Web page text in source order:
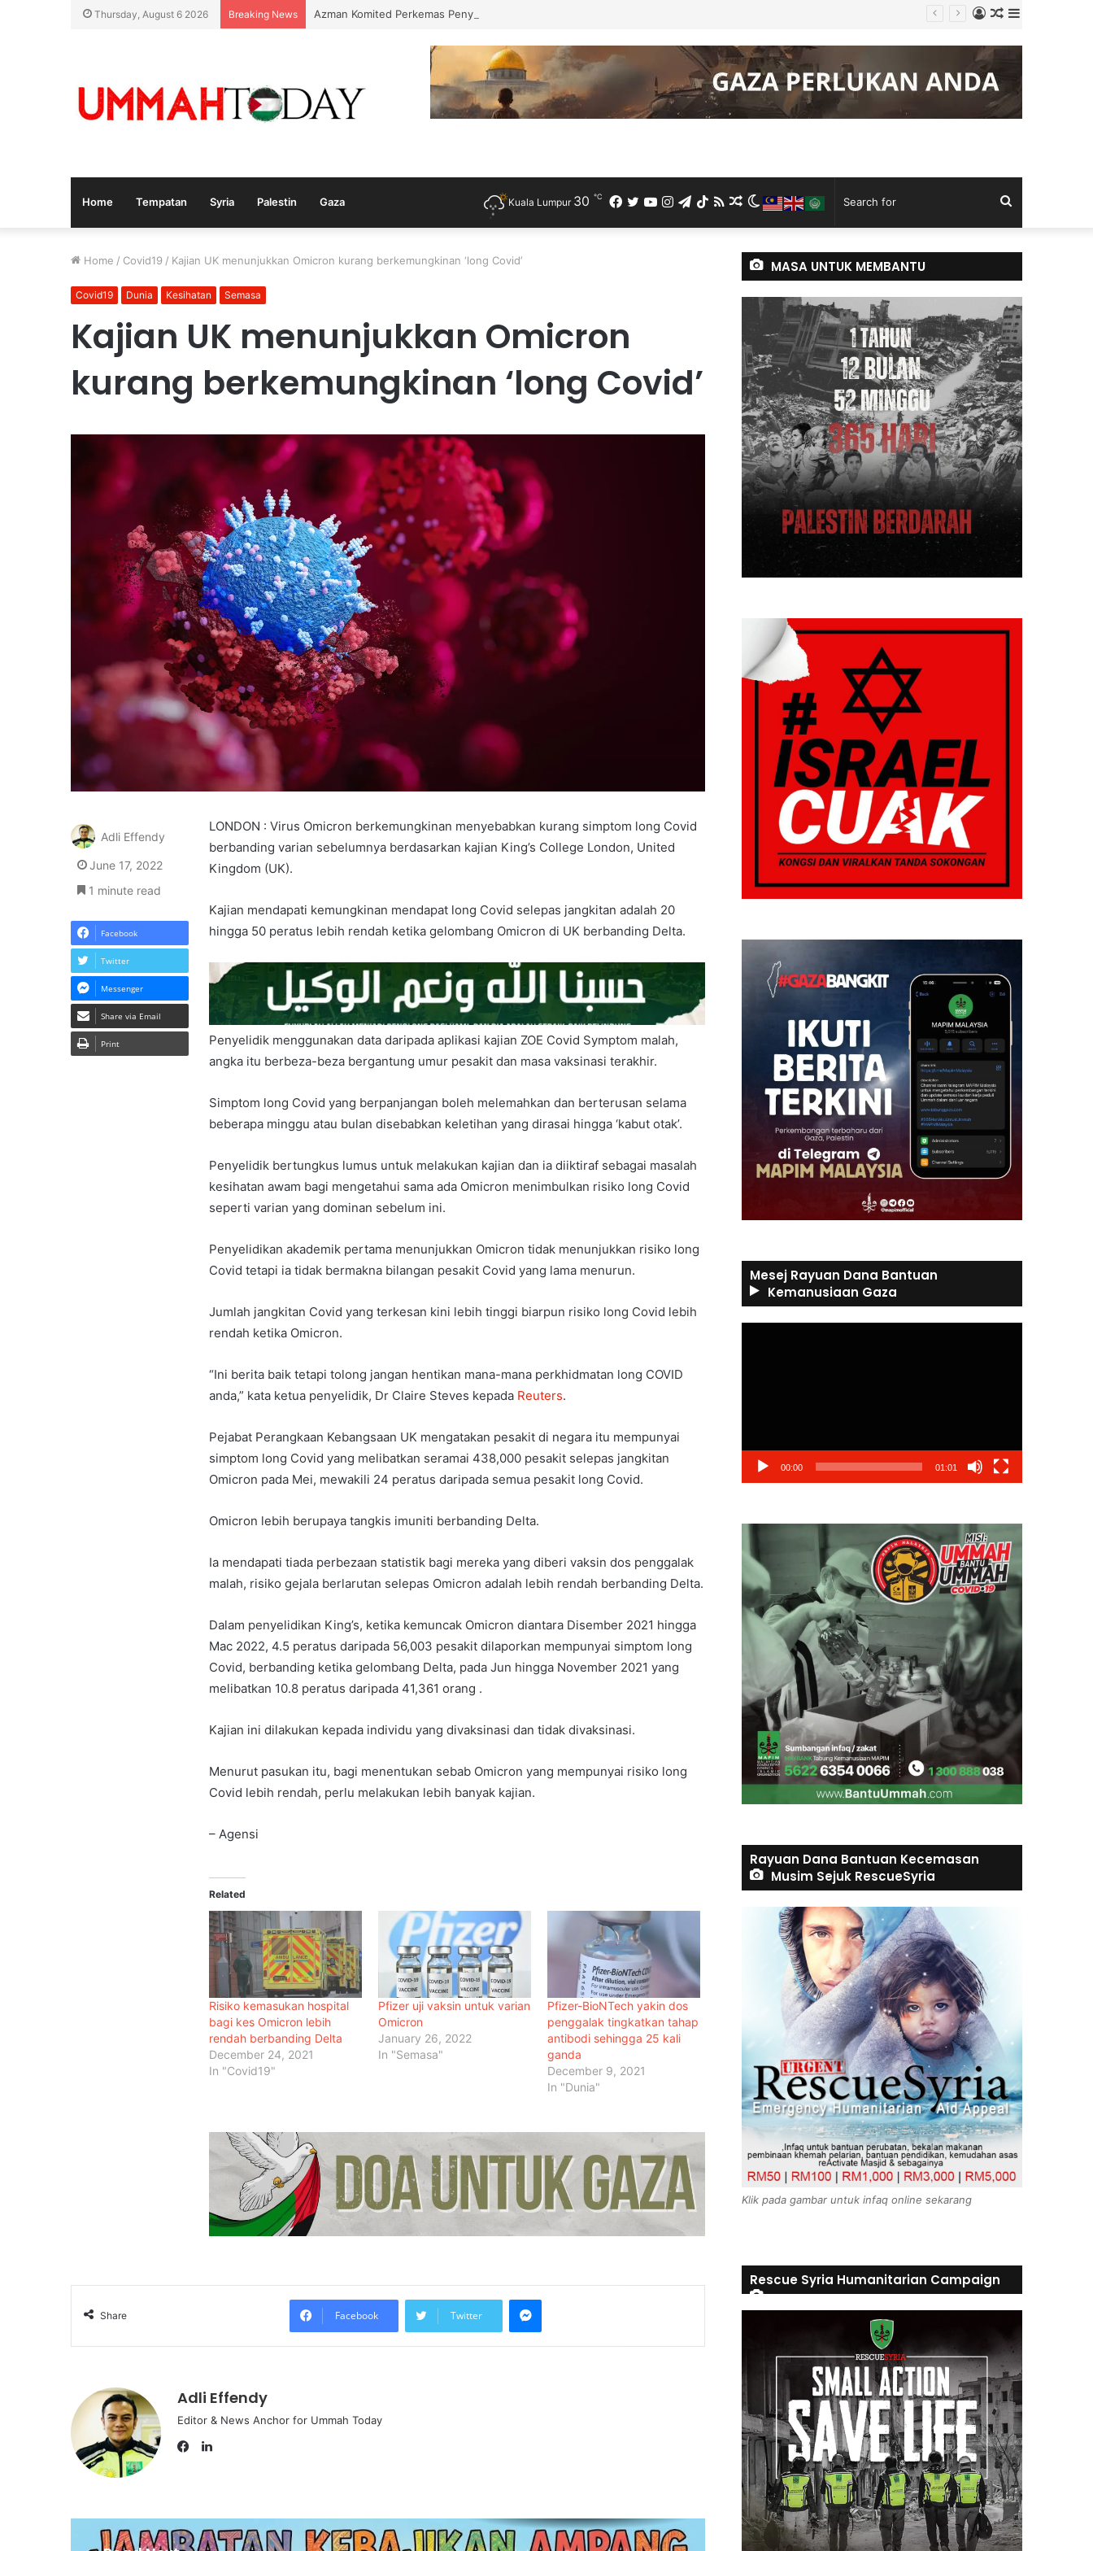
Thursday, August 6 2026 Breaking News Azman Komited Perkemas Penyampaian Bantuan Kebajikan Penduduk di Ampang
Random
Article
Log
In
Home Tempatan Syria Palestin Gaza
for
Switch
skin
Random
Article
RSS
TikTok
Telegram
Instagram
YouTube
Twitter
Facebook
Kuala Lumpur 30 ℃
Home / Covid19 / Kajian UK menunjukkan Omicron kurang berkemungkinan ‘long Covid’
Covid19 Dunia Kesihatan Semasa
Kajian UK menunjukkan Omicron
kurang berkemungkinan ‘long Covid’
LONDON : Virus Omicron berkemungkinan menyebabkan kurang simptom long Covid
berbanding varian sebelumnya berdasarkan kajian King’s College London, United
Kingdom (UK).
Kajian mendapati kemungkinan mendapat long Covid selepas jangkitan adalah 20
hingga 50 peratus lebih rendah ketika gelombang Omicron di UK berbanding Delta.
Penyelidik menggunakan data daripada aplikasi kajian ZOE Covid Symptom malah,
angka itu berbeza-beza bergantung umur pesakit dan masa vaksinasi terakhir.
Simptom long Covid yang berpanjangan boleh melemahkan dan berterusan selama
beberapa minggu atau bulan disebabkan keletihan yang dirasai hingga ‘kabut otak’.
Penyelidik bertungkus lumus untuk melakukan kajian dan ia diiktiraf sebagai masalah
kesihatan awam bagi mengetahui sama ada Omicron menimbulkan risiko long Covid
seperti varian yang dominan sebelum ini.
Penyelidikan akademik pertama menunjukkan Omicron tidak menunjukkan risiko long
Covid tetapi ia tidak bermakna bilangan pesakit Covid yang lama menurun.
Jumlah jangkitan Covid yang terkesan kini lebih tinggi biarpun risiko long Covid lebih
rendah ketika Omicron.
“Ini berita baik tetapi tolong jangan hentikan mana-mana perkhidmatan long COVID
anda,” kata ketua penyelidik, Dr Claire Steves kepada Reuters.
Pejabat Perangkaan Kebangsaan UK mengatakan pesakit di negara itu mempunyai
simptom long Covid yang melibatkan seramai 438,000 pesakit selepas jangkitan
Omicron pada Mei, mewakili 24 peratus daripada semua pesakit long Covid.
Omicron lebih berupaya tangkis imuniti berbanding Delta.
Ia mendapati tiada perbezaan statistik bagi mereka yang diberi vaksin dos penggalak
malah, risiko gejala berlarutan selepas Omicron adalah lebih rendah berbanding Delta.
Dalam penyelidikan King’s, ketika kemuncak Omicron diantara Disember 2021 hingga
Mac 2022, 4.5 peratus daripada 56,003 pesakit dilaporkan mempunyai simptom long
Covid, berbanding ketika gelombang Delta, pada Jun hingga November 2021 yang
melibatkan 10.8 peratus daripada 41,361 orang .
Kajian ini dilakukan kepada individu yang divaksinasi dan tidak divaksinasi.
Menurut pasukan itu, bagi menentukan sebab Omicron yang mempunyai risiko long
Covid lebih rendah, perlu melakukan lebih banyak kajian.
– Agensi
Related
Risiko kemasukan hospital
bagi kes Omicron lebih
rendah berbanding Delta
December 24, 2021
In "Covid19"
Pfizer uji vaksin untuk varian
Omicron
January 26, 2022
In "Semasa"
Pfizer-BioNTech yakin dos
penggalak tingkatkan tahap
antibodi sehingga 25 kali
ganda
December 9, 2021
In "Dunia"
Adli Effendy
June 17, 2022
1 minute read
Facebook
Twitter
Messenger
Share via Email
Print
Share Facebook Twitter
Adli Effendy
Editor & News Anchor for Ummah Today
b
L
d
Dokumentasi Pelanggaran Israel di
Baitulmaqdis Timur
Hampir 20 Negara Islam
Pertimbang Tindakan Kolektif
Tangani Pelanggaran Israel di Al-
Penduduk Berpindah Keluar
Mesir Desak Pembukaan
Sempadan Rafah, Israel Tegas
MASA UNTUK MEMBANTU
Mesej Rayuan Dana Bantuan
Kemanusiaan Gaza
00:00 01:01
Rayuan Dana Bantuan Kecemasan
Musim Sejuk RescueSyria
Klik pada gambar untuk infaq online sekarang
Rescue Syria Humanitarian Campaign